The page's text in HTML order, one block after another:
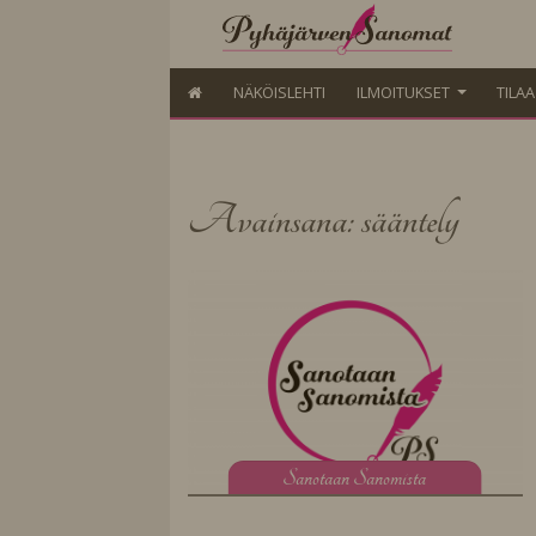
NÄKÖISLEHTI ILMOITUKSET
Avainsana: sääntely
Sanotaan Sanomista